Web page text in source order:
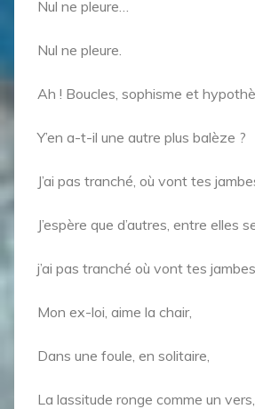
Nul ne pleure…
Nul ne pleure.
Ah ! Boucles, sophisme et
Y’en a-t-il une autre plus balèze ?
J’ai pas tranché, où vont tes
J’espère que d’autres, entre elles
j’ai pas tranché où vont tes jambes.
Mon ex-loi, aime la chair,
Dans une foule, en solitaire,
La lassitude ronge comme un vers,